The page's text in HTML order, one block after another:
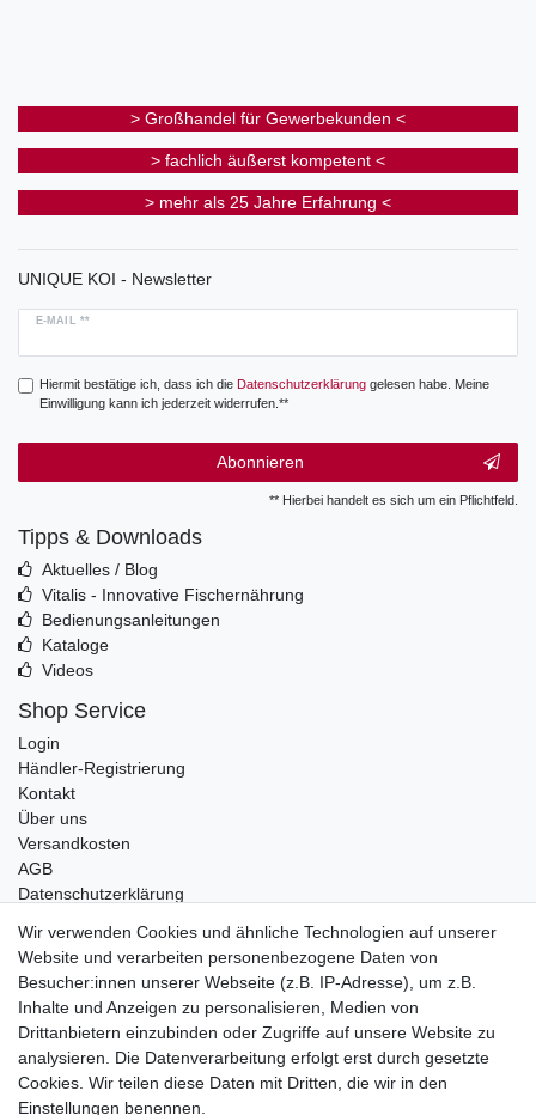
> Großhandel für Gewerbekunden <
> fachlich äußerst kompetent <
> mehr als 25 Jahre Erfahrung <
UNIQUE KOI - Newsletter
E-MAIL **
Hiermit bestätige ich, dass ich die Daten­schutz­erklärunggelesen habe. Meine
Einwilligung kann ich jederzeit widerrufen.**
Abonnieren
** Hierbei handelt es sich um ein Pflichtfeld.
Tipps & Downloads
Aktuelles / Blog
Vitalis - Innovative Fischernährung
Bedienungsanleitungen
Kataloge
Videos
Shop Service
Login
Händler-Registrierung
Kontakt
Über uns
Versandkosten
AGB
Datenschutzerklärung
Telefonische Beratung und Unterstützung für Händler unter:
+49 2851 5895-0
Montag - Donnerstag: 08.00 - 16.30 Uhr
Freitag: 08.00 - 16.00 Uhr
Wir verwenden Cookies und ähnliche Technologien auf unserer
Website und verarbeiten personenbezogene Daten von
Besucher:innen unserer Webseite (z.B. IP-Adresse), um z.B.
Inhalte und Anzeigen zu personalisieren, Medien von
Drittanbietern einzubinden oder Zugriffe auf unsere Website zu
analysieren. Die Datenverarbeitung erfolgt erst durch gesetzte
Cookies. Wir teilen diese Daten mit Dritten, die wir in den
Einstellungen benennen.